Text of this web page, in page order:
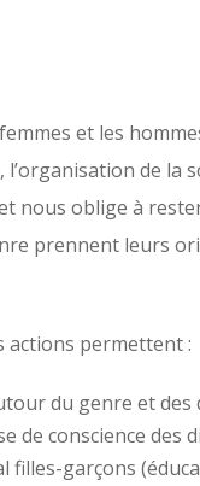
et les
l’organisation de la
nous oblige à
prennent leurs
actions permettent :
du genre et des
de conscience des
filles-garçons